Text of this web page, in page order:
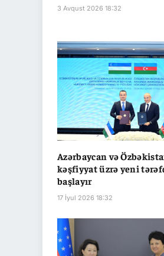
3 Avqust 2026 18:32
Azərbaycan və
kəşfiyyat üzrə yeni
başlayır
17 İyul 2026 18:32